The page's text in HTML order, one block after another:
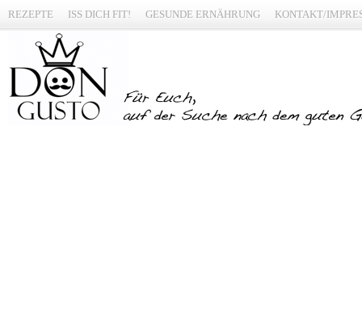
REZEPTE ISS DICH FIT! GESUNDE ERNÄHRUNG KONTAKT/